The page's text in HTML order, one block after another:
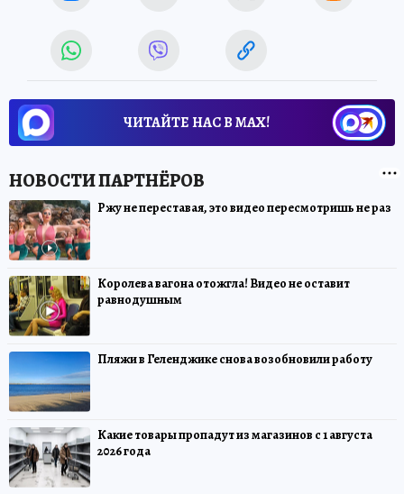
ЧИТАЙТЕ НАС В МАХ!
Ржу не переставая, это видео пересмотришь не раз
Королева вагона отожгла! Видео не оставит
равнодушным
Пляжи в Геленджике снова возобновили работу
Какие товары пропадут из магазинов с 1 августа
2026 года